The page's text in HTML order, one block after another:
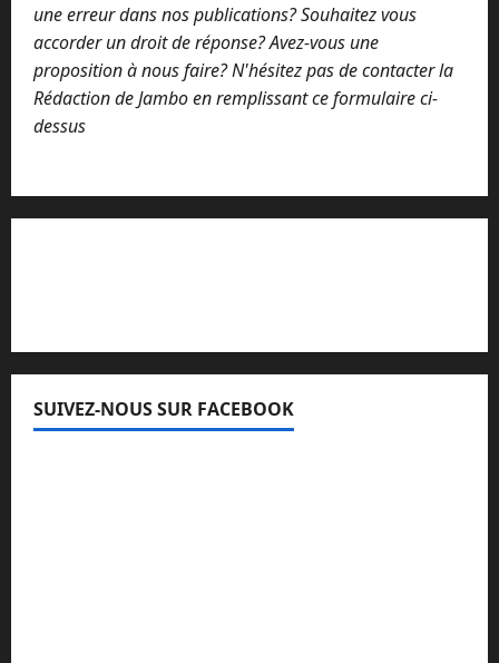
une erreur dans nos publications? Souhaitez vous
accorder un droit de réponse? Avez-vous une
proposition à nous faire? N'hésitez pas de contacter la
Rédaction de Jambo en remplissant ce formulaire ci-
dessus
SUIVEZ-NOUS SUR FACEBOOK